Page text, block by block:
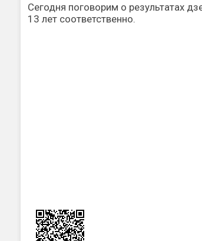
Сегодня поговорим о результатах
13 лет соответственно.